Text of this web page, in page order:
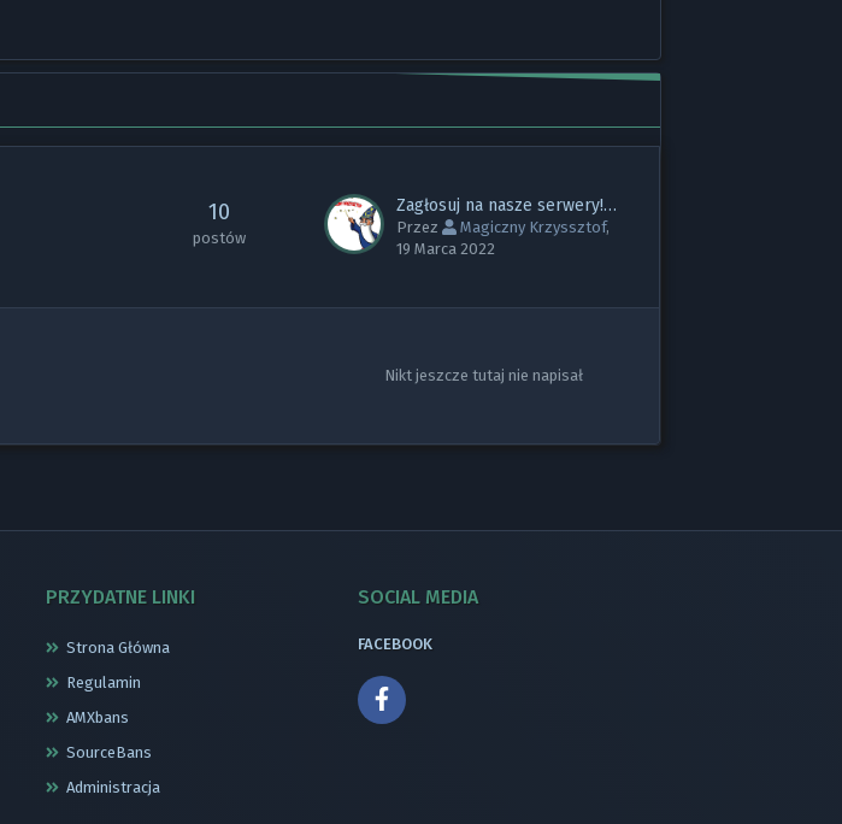
10
postów
Zagłosuj na nasze serwery! <3
Przez Magiczny Krzyssztof,
19 Marca 2022
Nikt jeszcze tutaj nie napisał
PRZYDATNE LINKI
Strona Główna
Regulamin
AMXbans
SourceBans
Administracja
SOCIAL MEDIA
FACEBOOK